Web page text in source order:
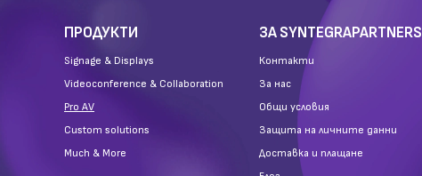
ПРОДУКТИ
Signage & Displays
Videoconference & Collaboration
Pro AV
Custom solutions
Much & More
ЗА SYNTEGRAPARTNERS
Контакти
За нас
Общи условия
Защита на личните данни
Доставка и плащане